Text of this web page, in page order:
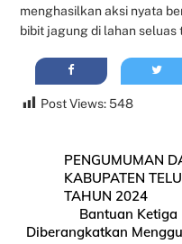
menghasilkan aksi nyata
bibit jagung di lahan seluas
Post Views: 548
PENGUMUMAN
KABUPATEN
TAHUN 2024
Bantuan
Diberangkatkan